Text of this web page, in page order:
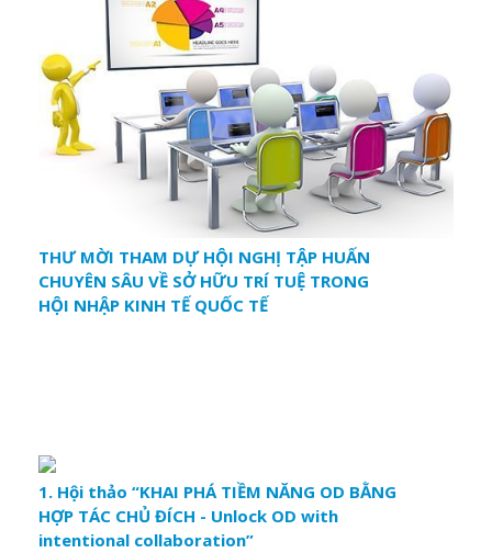
THƯ MỜI THAM DỰ HỘI NGHỊ TẬP HUẤN
CHUYÊN SÂU VỀ SỞ HỮU TRÍ TUỆ TRONG
HỘI NHẬP KINH TẾ QUỐC TẾ
1. Hội thảo “KHAI PHÁ TIỀM NĂNG OD BẰNG
HỢP TÁC CHỦ ĐÍCH - Unlock OD with
intentional collaboration”